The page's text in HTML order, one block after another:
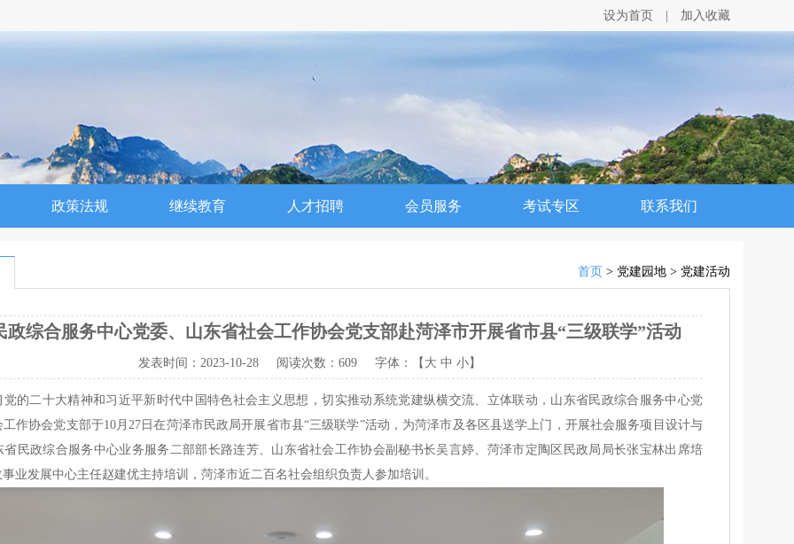
设为首页 加入收藏
政策法规 继续教育 人才招聘 会员服务 考试专区 联系我们
首页 > 党建园地 > 党建活动
政综合服务中心党委、山东省社会工作协会党支部赴菏泽市开展省市县“三级联学”活动
发表时间： 2023-10-28阅读次数： 609 字体：【 大 中 小】
党的二十大精神和习近平新时代中国特色社会主义思想，切实推动系统党建纵横交流、立体联动，山东省民政综合服务中心党
作协会党支部于10月27日在菏泽市民政局开展省市县“三级联学”活动，为菏泽市及各区县送学上门，开展社会服务项目设计与
省民政综合服务中心业务服务二部部长路连芳、山东省社会工作协会副秘书长吴言婷、菏泽市定陶区民政局局长张宝林出席培
业发展中心主任赵建优主持培训，菏泽市近二百名社会组织负责人参加培训。